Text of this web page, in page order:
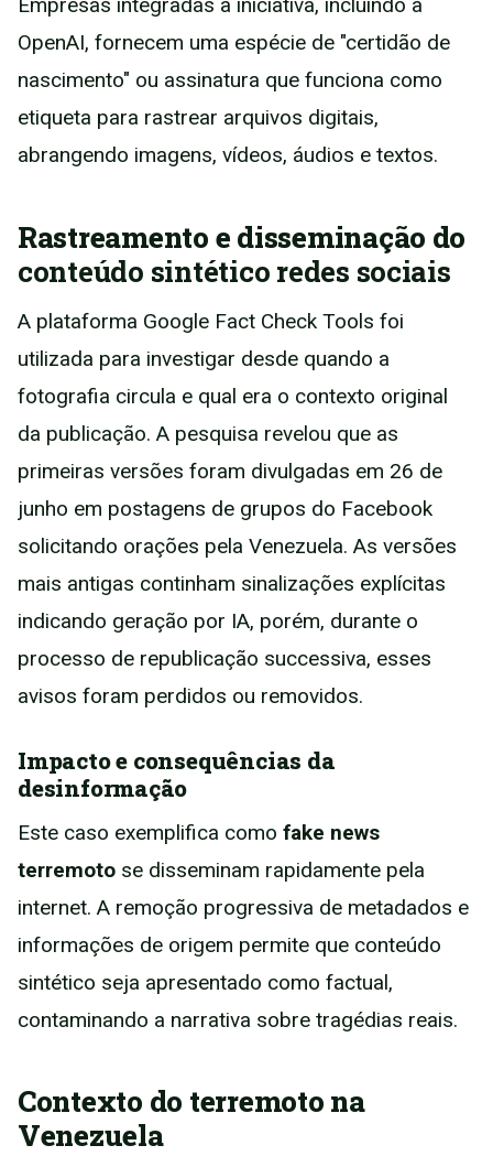
Empresas integradas à iniciativa, incluindo a
OpenAI, fornecem uma espécie de "certidão de
nascimento" ou assinatura que funciona como
etiqueta para rastrear arquivos digitais,
abrangendo imagens, vídeos, áudios e textos.
Rastreamento e disseminação do
conteúdo sintético redes sociais
A plataforma Google Fact Check Tools foi
utilizada para investigar desde quando a
fotografia circula e qual era o contexto original
da publicação. A pesquisa revelou que as
primeiras versões foram divulgadas em 26 de
junho em postagens de grupos do Facebook
solicitando orações pela Venezuela. As versões
mais antigas continham sinalizações explícitas
indicando geração por IA, porém, durante o
processo de republicação successiva, esses
avisos foram perdidos ou removidos.
Impacto e consequências da
desinformação
Este caso exemplifica como fake news
terremoto se disseminam rapidamente pela
internet. A remoção progressiva de metadados e
informações de origem permite que conteúdo
sintético seja apresentado como factual,
contaminando a narrativa sobre tragédias reais.
Contexto do terremoto na
Venezuela